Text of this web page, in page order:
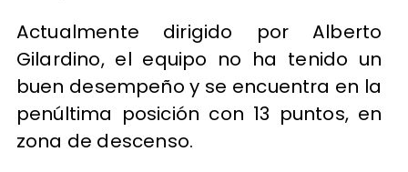
Actualmente dirigido por Alberto
Gilardino, el equipo no ha tenido un
buen desempeño y se encuentra en la
penúltima posición con 13 puntos, en
zona de descenso.